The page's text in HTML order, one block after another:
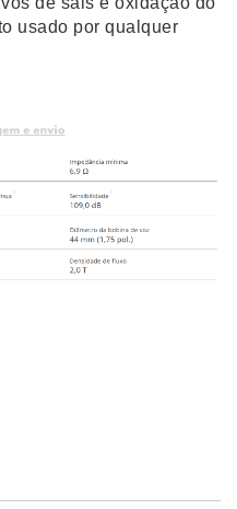
usado por qualquer